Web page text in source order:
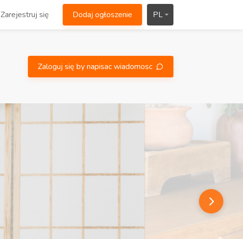
Zarejestruj się Dodaj ogłoszenie PL
Zaloguj się by napisac wiadomosc